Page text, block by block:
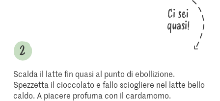
Ci sei
quasi!
Scalda il latte fin quasi al punto di ebollizione.
Spezzetta il cioccolato e fallo sciogliere nel latte bello
caldo. A piacere profuma con il cardamomo.